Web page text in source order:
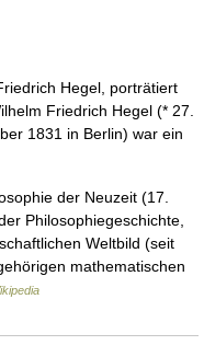
Hegel, porträtiert
Friedrich Hegel (* 27.
1831 in Berlin) war ein
der Neuzeit (17.
Philosophiegeschichte,
Weltbild (seit
mathematischen